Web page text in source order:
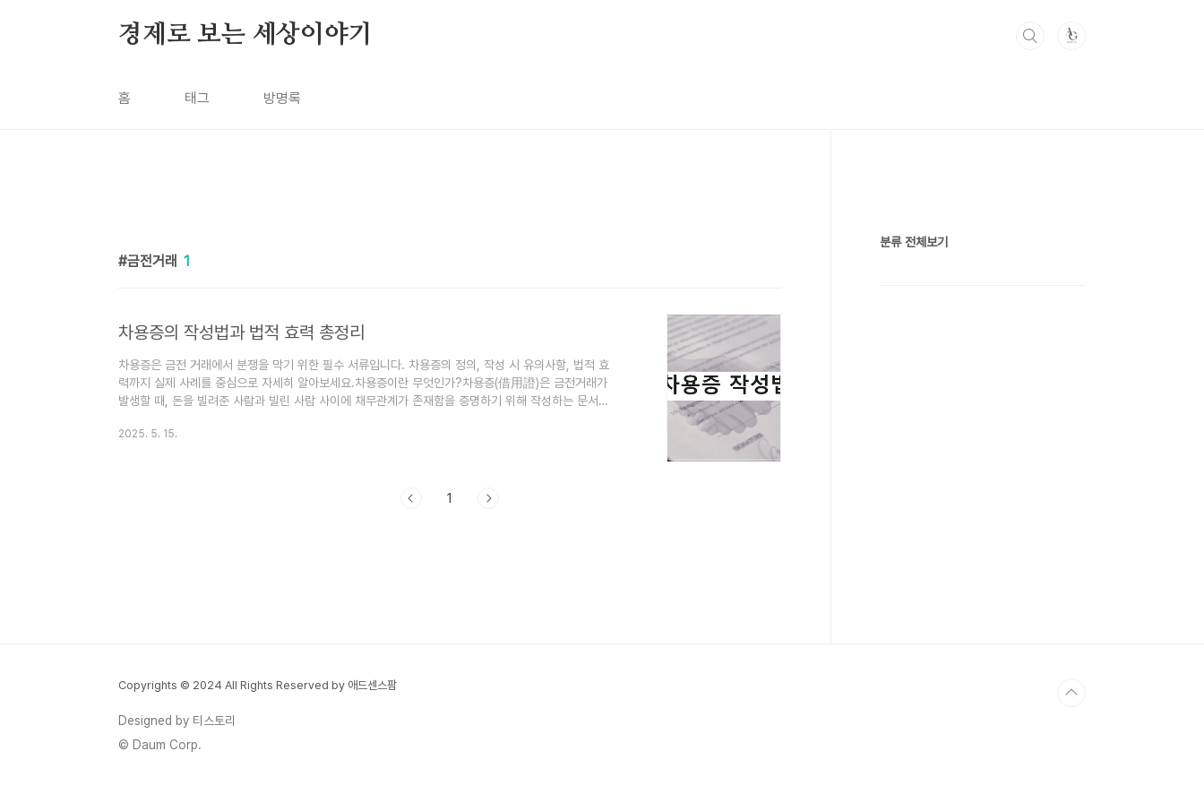
경제로 보는 세상이야기
홈 태그 방명록
금전거래 1
차용증의 작성법과 법적 효력 총정리
차용증은 금전 거래에서 분쟁을 막기 위한 필수 서류입니다. 차용증의 정의, 작성 시 유의사항, 법적 효
력까지 실제 사례를 중심으로 자세히 알아보세요.차용증이란 무엇인가?차용증(借用證)은 금전거래가
발생할 때, 돈을 빌려준 사람과 빌린 사람 사이에 채무관계가 존재함을 증명하기 위해 작성하는 문서입
소비대차 계약서의 일종입니다.차용증이 꼭 필요한 이유구두로 돈을 빌려주고 나중에 돌려받지 못하는
2025. 5. 15.
1
분류 전체보기
Copyrights © 2024 All Rights Reserved by 애드센스팜
Designed by 티스토리
© Daum Corp.